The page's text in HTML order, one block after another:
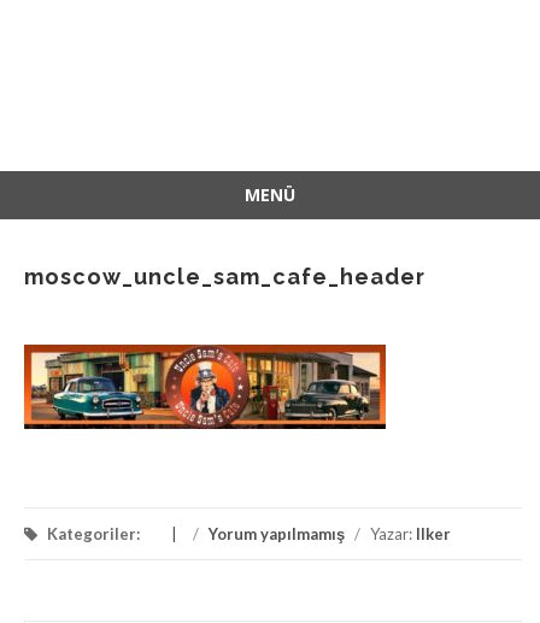
MENÜ
moscow_uncle_sam_cafe_header
Kategoriler: / Yorum yapılmamış / Yazar: Ilker